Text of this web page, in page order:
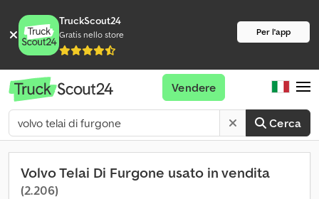
TruckScout24
Gratis nello store Per l'app
Cerca
Vendere
Volvo Telai Di Furgone usato in vendita
(2.206)